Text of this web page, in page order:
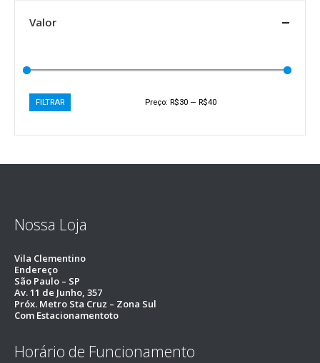
Valor
FILTRAR Preço:R$30 —R$40
Nossa Loja
Vila Clementino
Endereço
São Paulo – SP
Av. 11 de Junho, 357
Próx. Metro Sta Cruz – Zona Sul
Com Estacionamentoto
Horário de Funcionamento